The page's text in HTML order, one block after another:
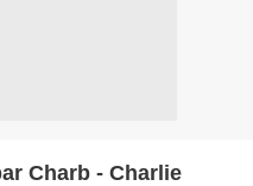
Charb - Charlie